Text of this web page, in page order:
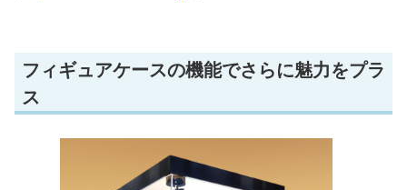
フィギュアケースの機能でさらに魅力をプラ
ス